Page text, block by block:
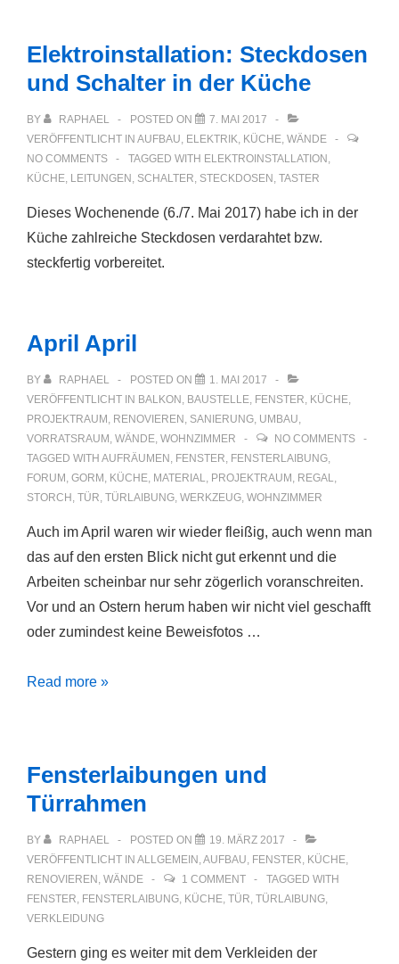
Bad
zugemauert
Elektroinstallation: Steckdosen
und Schalter in der Küche
BY RAPHAEL POSTED ON
7. MAI 2017
VERÖFFENTLICHT IN AUFBAU, ELEKTRIK, KÜCHE, WÄNDE
NO COMMENTS
TAGGED WITH ELEKTROINSTALLATION ,
KÜCHE, LEITUNGEN , SCHALTER, STECKDOSEN , TASTER
Dieses Wochenende (6./7. Mai 2017) habe ich in der
Küche zahlreiche Steckdosen verdarahtet bzw.
steckfertig vorbereitet.
April April
BY RAPHAEL POSTED ON
1. MAI 2017
VERÖFFENTLICHT IN BALKON , BAUSTELLE, FENSTER, KÜCHE,
PROJEKTRAUM , RENOVIEREN , SANIERUNG, UMBAU,
VORRATSRAUM , WÄNDE, WOHNZIMMER
NO COMMENTS
TAGGED WITH AUFRÄUMEN , FENSTER, FENSTERLAIBUNG,
FORUM , GORM , KÜCHE, MATERIAL, PROJEKTRAUM , REGAL,
STORCH , TÜR, TÜRLAIBUNG, WERKZEUG, WOHNZIMMER
Auch im April waren wir wieder fleißig, auch wenn man
das auf den ersten Blick nicht gut erkennt und die
Arbeiten scheinbar nur sehr zögerlich voranschreiten.
Vor und an Ostern herum haben wir nicht viel geschafft
oder zumindest keine Beweisfotos …
April
Read more »
Fensterlaibungen und
Türrahmen
BY RAPHAEL POSTED ON
19. MÄRZ 2017
VERÖFFENTLICHT IN ALLGEMEIN ,AUFBAU, FENSTER, KÜCHE,
RENOVIEREN , WÄNDE 1 COMMENT
TAGGED WITH
FENSTER, FENSTERLAIBUNG, KÜCHE, TÜR, TÜRLAIBUNG,
VERKLEIDUNG
Gestern ging es weiter mit dem Verkleiden der